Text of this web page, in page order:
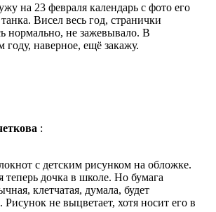
на 23 февраля календарь с фото его
Висел весь год, странички
нормально, не зажевывало. В
наверное, ещё закажу.
:
с детским рисунком на обложке.
теперь дочка в школе. Но бумага
клетчатая, думала, будет
Рисунок не выцветает, хотя носит его в